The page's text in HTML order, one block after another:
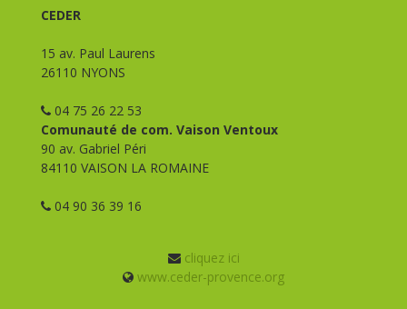
CEDER
15 av. Paul Laurens
26110 NYONS
04 75 26 22 53
Comunauté de com. Vaison Ventoux
90 av. Gabriel Péri
84110 VAISON LA ROMAINE
04 90 36 39 16
cliquez ici
www.ceder-provence.org